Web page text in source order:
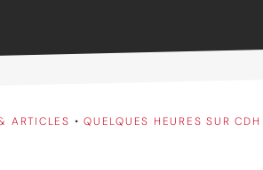
ARTICLES •QUELQUES HEURES SUR CDH